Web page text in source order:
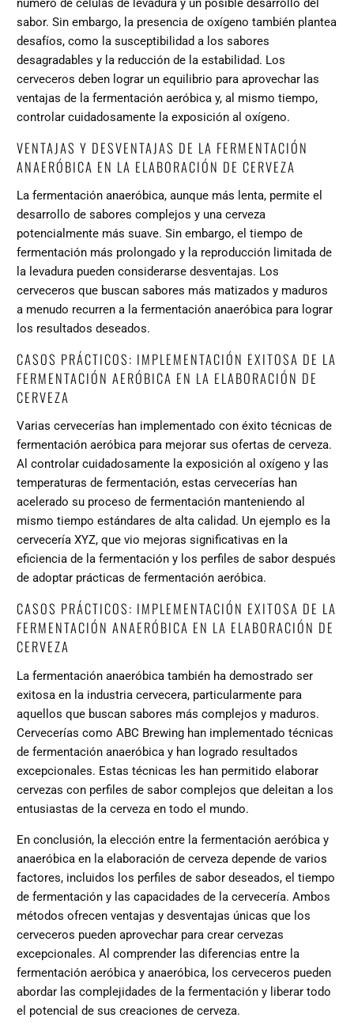
número de células de levadura y un posible desarrollo del
sabor. Sin embargo, la presencia de oxígeno también plantea
desafíos, como la susceptibilidad a los sabores
desagradables y la reducción de la estabilidad. Los
cerveceros deben lograr un equilibrio para aprovechar las
ventajas de la fermentación aeróbica y, al mismo tiempo,
controlar cuidadosamente la exposición al oxígeno.
VENTAJAS Y DESVENTAJAS DE LA FERMENTACIÓN
ANAERÓBICA EN LA ELABORACIÓN DE CERVEZA
La fermentación anaeróbica, aunque más lenta, permite el
desarrollo de sabores complejos y una cerveza
potencialmente más suave. Sin embargo, el tiempo de
fermentación más prolongado y la reproducción limitada de
la levadura pueden considerarse desventajas. Los
cerveceros que buscan sabores más matizados y maduros
a menudo recurren a la fermentación anaeróbica para lograr
los resultados deseados.
CASOS PRÁCTICOS: IMPLEMENTACIÓN EXITOSA DE LA
FERMENTACIÓN AERÓBICA EN LA ELABORACIÓN DE
CERVEZA
Varias cervecerías han implementado con éxito técnicas de
fermentación aeróbica para mejorar sus ofertas de cerveza.
Al controlar cuidadosamente la exposición al oxígeno y las
temperaturas de fermentación, estas cervecerías han
acelerado su proceso de fermentación manteniendo al
mismo tiempo estándares de alta calidad. Un ejemplo es la
cervecería XYZ, que vio mejoras significativas en la
eficiencia de la fermentación y los perfiles de sabor después
de adoptar prácticas de fermentación aeróbica.
CASOS PRÁCTICOS: IMPLEMENTACIÓN EXITOSA DE LA
FERMENTACIÓN ANAERÓBICA EN LA ELABORACIÓN DE
CERVEZA
La fermentación anaeróbica también ha demostrado ser
exitosa en la industria cervecera, particularmente para
aquellos que buscan sabores más complejos y maduros.
Cervecerías como ABC Brewing han implementado técnicas
de fermentación anaeróbica y han logrado resultados
excepcionales. Estas técnicas les han permitido elaborar
cervezas con perfiles de sabor complejos que deleitan a los
entusiastas de la cerveza en todo el mundo.
En conclusión, la elección entre la fermentación aeróbica y
anaeróbica en la elaboración de cerveza depende de varios
factores, incluidos los perfiles de sabor deseados, el tiempo
de fermentación y las capacidades de la cervecería. Ambos
métodos ofrecen ventajas y desventajas únicas que los
cerveceros pueden aprovechar para crear cervezas
excepcionales. Al comprender las diferencias entre la
fermentación aeróbica y anaeróbica, los cerveceros pueden
abordar las complejidades de la fermentación y liberar todo
el potencial de sus creaciones de cerveza.